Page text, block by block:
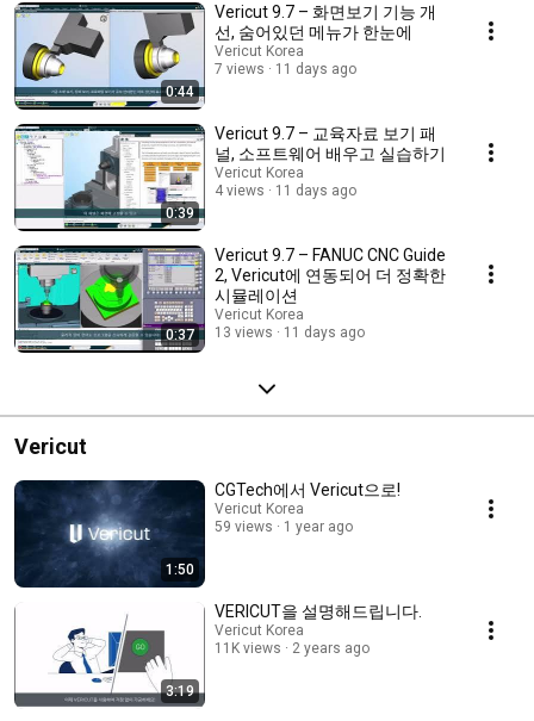
를 확인해 보세요. Vericut 무료 데모 신청: https://bit.ly/3TIWcrr
0:44
Vericut 9.7 – 화면보기 기능 개
선, 숨어있던 메뉴가 한눈에
Vericut Korea
7 views
11 days ago
0:39
Vericut 9.7 – 교육자료 보기 패
널, 소프트웨어 배우고 실습하기
Vericut Korea
4 views
11 days ago
0:37
Vericut 9.7 – FANUC CNC Guide
2, Vericut에 연동되어 더 정확한
시뮬레이션
Vericut Korea
13 views
11 days ago
Vericut
1:50
CGTech에서 Vericut으로!
Vericut Korea
59 views
1 year ago
3:19
VERICUT을 설명해드립니다.
Vericut Korea
11K views
2 years ago